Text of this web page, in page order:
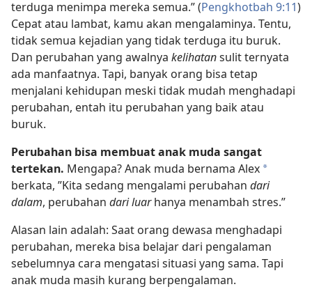
terduga menimpa mereka semua.” (Pengkhotbah 9:11)
Cepat atau lambat, kamu akan mengalaminya. Tentu,
tidak semua kejadian yang tidak terduga itu buruk.
Dan perubahan yang awalnya kelihatansulit ternyata
ada manfaatnya. Tapi, banyak orang bisa tetap
menjalani kehidupan meski tidak mudah menghadapi
perubahan, entah itu perubahan yang baik atau
buruk.
Perubahan bisa membuat anak muda sangat
tertekan. Mengapa? Anak muda bernama Alex *
berkata, ”Kita sedang mengalami perubahan dari
dalam, perubahan dari luarhanya menambah stres.”
Alasan lain adalah: Saat orang dewasa menghadapi
perubahan, mereka bisa belajar dari pengalaman
sebelumnya cara mengatasi situasi yang sama. Tapi
anak muda masih kurang berpengalaman.